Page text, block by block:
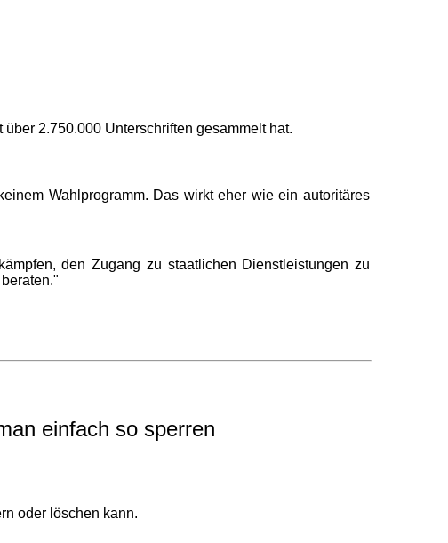
2.750.000 Unterschriften gesammelt hat.
Wahlprogramm. Das wirkt eher wie ein autoritäres
den Zugang zu staatlichen Dienstleistungen zu
einfach so sperren
oder löschen kann.